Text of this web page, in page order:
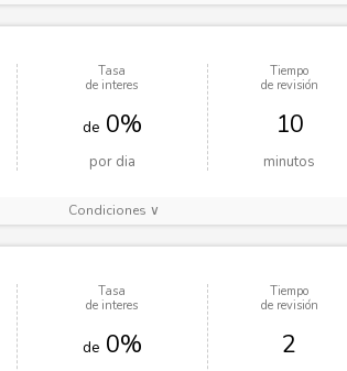
Tasa
de interes
de0%
por dia
Tiempo
de revisión
10
minutos
Condiciones ∨
Tasa
de interes
de0%
Tiempo
de revisión
2